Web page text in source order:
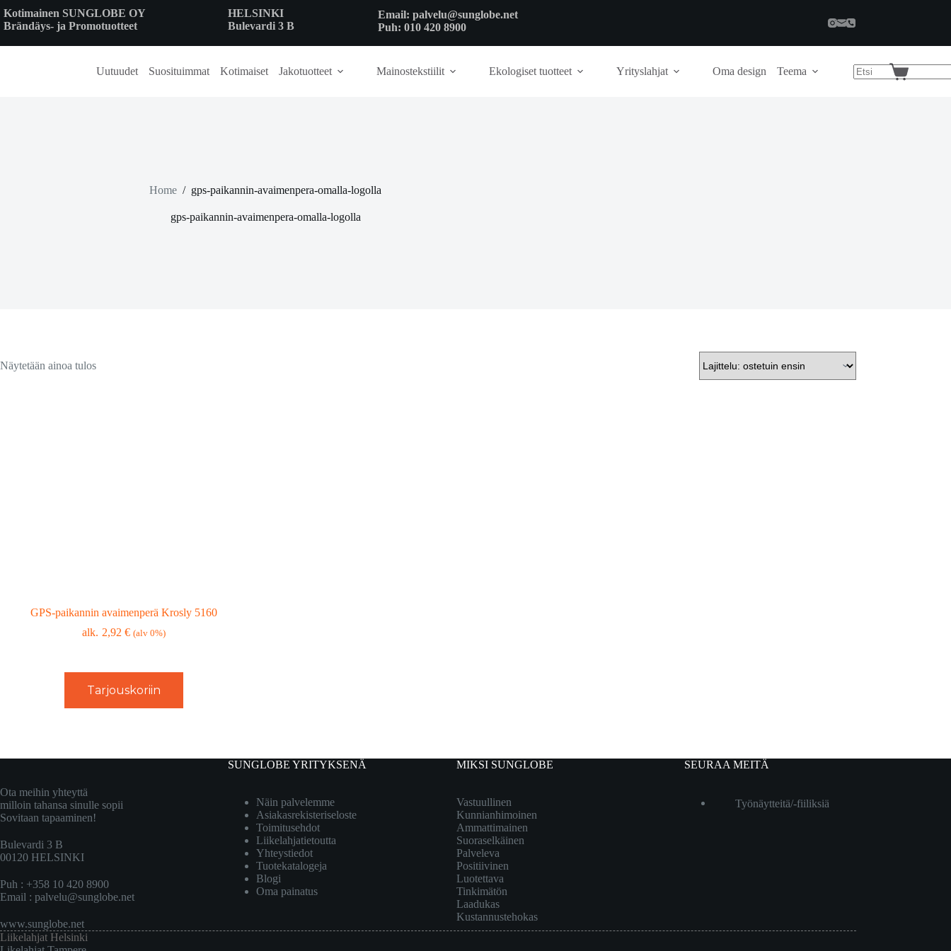
to
content
Kotimainen SUNGLOBE OY
Brändäys- ja Promotuotteet
HELSINKI
Bulevardi 3 B
Email: palvelu@sunglobe.net
Puh: 010 420 8900
Uutuudet Suosituimmat Kotimaiset Jakotuotteet Mainostekstiilit Ekologiset tuotteet Yrityslahjat Oma design Teema
Shopping
Home / gps-paikannin-avaimenpera-omalla-logolla
gps-paikannin-avaimenpera-omalla-logolla
Näytetään ainoa tulos
GPS-paikannin avaimenperä Krosly 5160
2,92 € (alv 0%)
Tarjouskoriin
Ota meihin yhteyttä
milloin tahansa sinulle sopii
Sovitaan tapaaminen!
Bulevardi 3 B
00120 HELSINKI
Puh : +358 10 420 8900
Email : palvelu@sunglobe.net
www.sunglobe.net
SUNGLOBE YRITYKSENÄ
Näin palvelemme
Asiakasrekisteriseloste
Toimitusehdot
Liikelahjatietoutta
Yhteystiedot
Tuotekatalogeja
Blogi
Oma painatus
MIKSI SUNGLOBE
Vastuullinen
Kunnianhimoinen
Ammattimainen
Suoraselkäinen
Palveleva
Positiivinen
Luotettava
Tinkimätön
Laadukas
Kustannustehokas
SEURAA MEITÄ
Työnäytteitä/-fiiliksiä
Liikelahjat Helsinki